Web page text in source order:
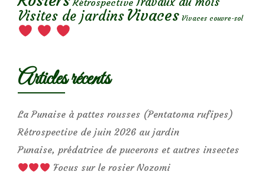
Rétrospective
Visites de jardins Vivaces Vivaces couvre-sol
Articles récents
La Punaise à pattes rousses (Pentatoma rufipes)
Rétrospective de juin 2026 au jardin
Punaise, prédatrice de pucerons et autres insectes
Focus sur le rosier Nozomi